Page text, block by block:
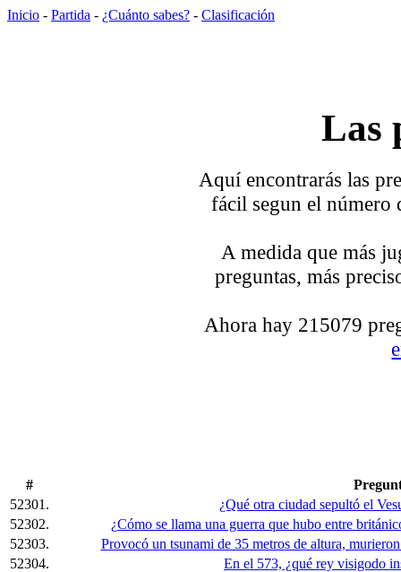
Inicio - Partida - ¿Cuánto sabes? - Clasificación
Las
Aquí encontrarás las
fácil segun el número
A medida que más
preguntas, más
Ahora hay 215079
#
52301.
¿Qué otra ciudad sepultó el
52302.
¿Cómo se llama una guerra que hubo entre
52303.
Provocó un tsunami de 35 metros de altura,
52304.
En el 573, ¿qué rey visigodo